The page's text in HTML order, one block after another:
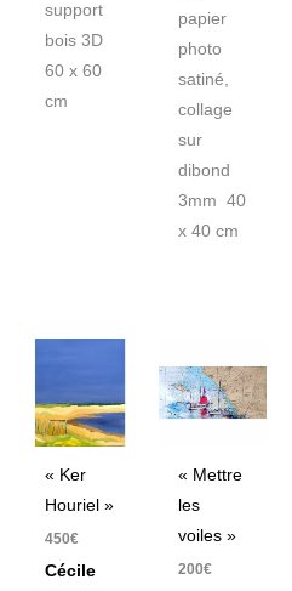
support
bois 3D
60 x 60
cm
papier
photo
satiné,
collage
sur
dibond
3mm 40
x 40 cm
« Ker
Houriel »
450€
Cécile
« Mettre
les
voiles »
200€